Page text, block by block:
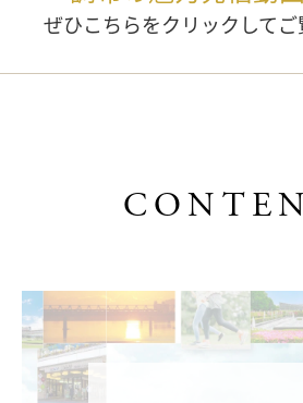
ぜひこちらをクリックしてご